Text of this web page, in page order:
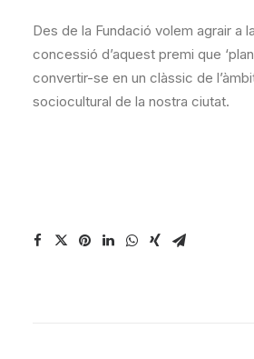
Des de la Fundació volem agrair a
concessió d’aquest premi que
convertir-se en un clàssic de
sociocultural de la nostra ciutat.